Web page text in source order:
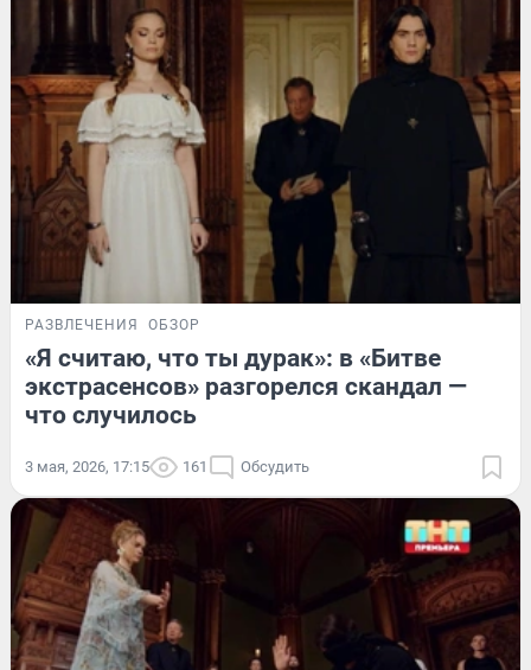
РАЗВЛЕЧЕНИЯ ОБЗОР
«Я считаю, что ты дурак»: в «Битве
экстрасенсов» разгорелся скандал —
что случилось
3 мая, 2026, 17:15 161 Обсудить